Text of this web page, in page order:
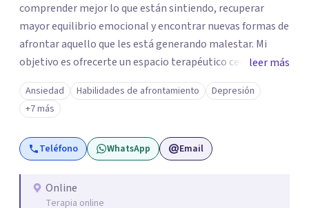
comprender mejor lo que están sintiendo, recuperar
mayor equilibrio emocional y encontrar nuevas formas de
afrontar aquello que les está generando malestar. Mi
objetivo es ofrecerte un espacio terapéutico cercano,
seguro y libre de juicios, en el que puedas comprender
mejor lo que estás viviendo, reconocer tus necesidades y
desarrollar herramientas que te ayuden a afrontar tu
malestar emocional con mayor claridad y bienestar.
leer más
Ansiedad Habilidades de afrontamiento
Depresión
+7 más
Teléfono WhatsApp Email
Online
Terapia online